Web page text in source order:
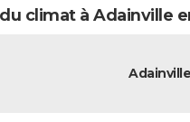
climat à Adainville
Adainville